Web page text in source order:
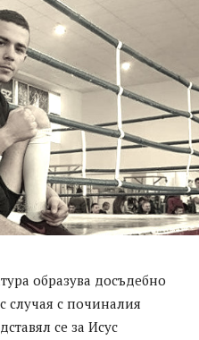
образува досъдебно
случая с починалия
се за Исус